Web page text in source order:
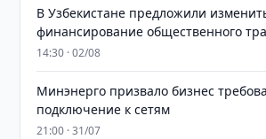
В Узбекистане предложили
финансирование общественного
14:30 · 02/08
Минэнерго призвало бизнес
подключение к сетям
21:00 · 31/07